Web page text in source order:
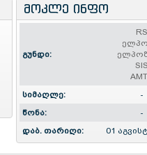
მოკლე ინფო
გუნდი:
RS
სიმაღლე:
-
წონა:
-
დაბ. თარიღი:
01